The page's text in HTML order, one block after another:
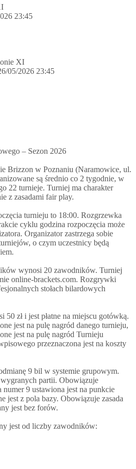
23:45
XI
05/2026 23:45
– Sezon 2026
Brizzon w Poznaniu (Naramowice, ul.
są średnio co 2 tygodnie, w
22 turnieje. Turniej ma charakter
z zasadami fair play.
turnieju to 18:00. Rozgrzewka
cyklu godzina rozpoczęcia może
Organizator zastrzega sobie
o czym uczestnicy będą
wynosi 20 zawodników. Turniej
online-brackets.com. Rozgrywki
stołach bilardowych
zł i jest płatne na miejscu gotówką.
jest na pulę nagród danego turnieju,
jest na pulę nagród Turnieju
przeznaczona jest na koszty
9 bil w systemie grupowym.
partii. Obowiązuje
9 ustawiona jest na punkcie
jest z pola bazy. Obowiązuje zasada
jest bez forów.
jest od liczby zawodników: